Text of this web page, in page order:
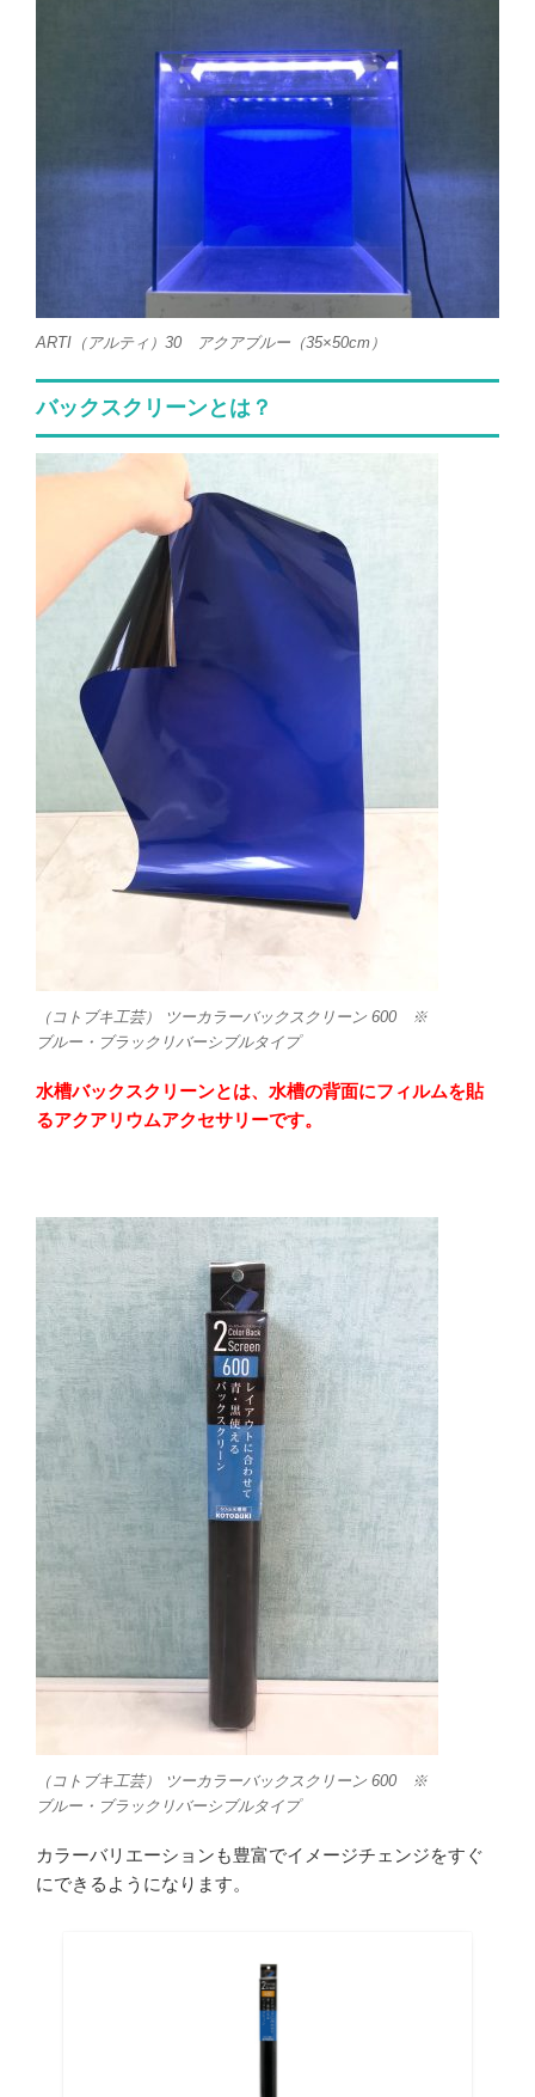
ARTI（アルティ）30 アクアブルー（35×50cm）
バックスクリーンとは？
（コトブキ工芸） ツーカラーバックスクリーン 600 ※
ブルー・ブラックリバーシブルタイプ
水槽バックスクリーンとは、水槽の背面にフィルムを貼
るアクアリウムアクセサリーです。
（コトブキ工芸） ツーカラーバックスクリーン 600 ※
ブルー・ブラックリバーシブルタイプ
カラーバリエーションも豊富でイメージチェンジをすぐ
にできるようになります。